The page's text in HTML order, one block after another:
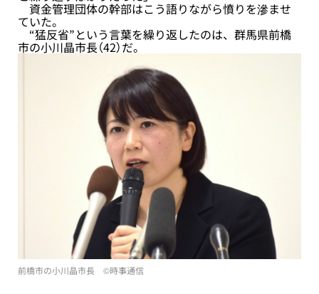
資金管理団体の幹部はこう語りながら憤りを滲ませ
ていた。
“猛反省”という言葉を繰り返したのは、群馬県前橋
市の小川晶市長（42）だ。
前橋市の小川晶市長 ©︎時事通信